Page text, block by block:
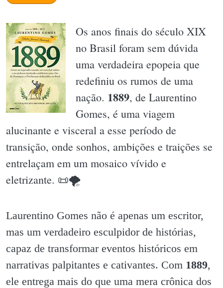
Os anos finais do século XIX
no Brasil foram sem dúvida
uma verdadeira epopeia que
redefiniu os rumos de uma
nação. 1889, de Laurentino
Gomes, é uma viagem
alucinante e visceral a esse período de
transição, onde sonhos, ambições e traições se
entrelaçam em um mosaico vívido e
eletrizante. 📜🌪
Laurentino Gomes não é apenas um escritor,
mas um verdadeiro esculpidor de histórias,
capaz de transformar eventos históricos em
narrativas palpitantes e cativantes. Com 1889,
ele entrega mais do que uma mera crônica dos